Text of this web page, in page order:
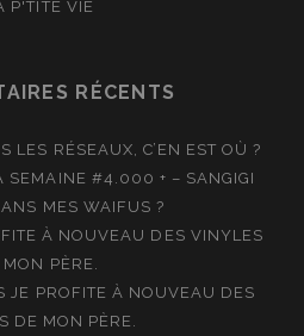
P'TITE VIE
RÉCENTS
LES RÉSEAUX, C’EN EST OÙ ?
SEMAINE #4.000 + – SANGIGI
MES WAIFUS ?
À NOUVEAU DES VINYLES
MON PÈRE.
JE PROFITE À NOUVEAU DES
DE MON PÈRE.